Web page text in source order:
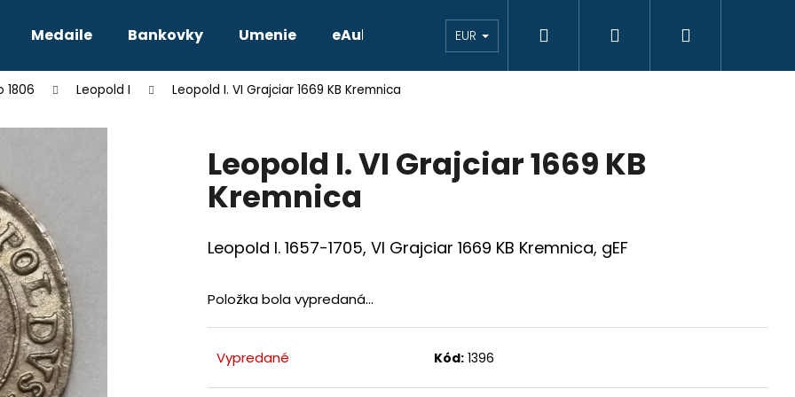
Medaile Bankovky Umenie eAukcie eAukcie bankovky VÝKUP Novinky
EUR Hľadať Prihlásenie
1806 Leopold I Leopold I. VI Grajciar 1669 KB Kremnica
Leopold I. VI Grajciar 1669 KB
Kremnica
Leopold I. 1657-1705, VI Grajciar 1669 KB Kremnica, gEF
Položka bola vypredaná…
Vypredané Kód: 1396
Čo potrebujete nájsť?
HĽADAŤ
PTOLEMAIOS VI. JOZEF II. 3 GRAJCIAR 1769 B EVM-D